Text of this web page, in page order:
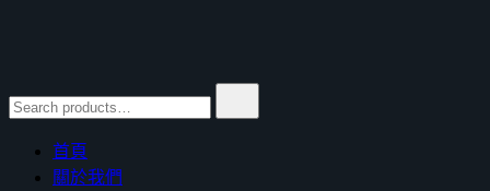
鴻暻衛浴
for:
首頁
關於我們